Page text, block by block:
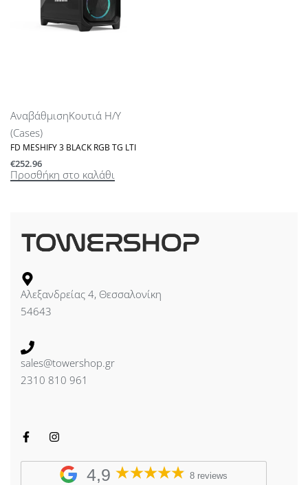
ΑναβάθμισηΚουτιά Η/Υ
(Cases)
FD MESHIFY 3 BLACK RGB TG LTI
€252.96
Προσθήκη στο καλάθι
Αλεξανδρείας 4, Θεσσαλονίκη
54643
sales@towershop.gr
2310 810 961
4,9 8 reviews